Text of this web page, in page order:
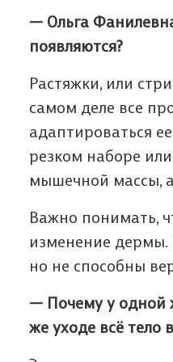
— Ольга
появляются?
Растяжки, или
самом деле все
адаптироваться
резком наборе
мышечной массы,
Важно понимать,
изменение дермы.
но не способны
— Почему у одной
же уходе всё тело